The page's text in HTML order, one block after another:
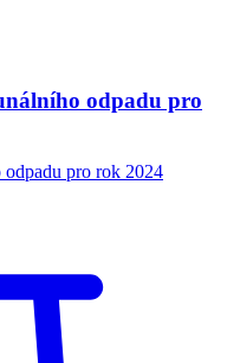
odpadu pro
odpadu pro rok 2024